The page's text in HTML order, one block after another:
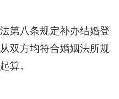
八条规定补办结婚登
双方均符合婚姻法所规
算。